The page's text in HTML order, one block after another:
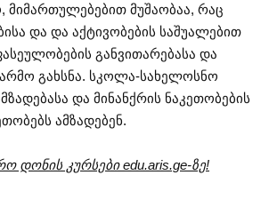
მიმართულებებით მუშაობაა, რაც
და და აქტივობების საშუალებით
განვითარებასა და
გახსნა. სკოლა-სახელოსნო
და მინანქრის ნაკეთობების
ამზადებენ.
დონის კურსები edu.aris.ge-ზე!